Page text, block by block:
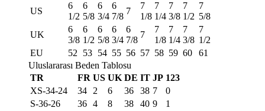
US
6
1/2
6
5/8
6
3/4
6
7/8
7
7
1/8
7
1/4
7
3/8
7
1/2
7
5/8
UK
6
3/8
6
1/2
6
5/8
6
3/4
6
7/8
7
7
1/8
7
1/4
7
3/8
7
1/2
EU
52 53 54 55 56 57 58 59 60
61
Uluslararası Beden Tablosu
TR
FR US UK DE IT JP 123
XS-34-24
34 2 6 36 38 7
0
S-36-26
36 4 8 38 40 9
1